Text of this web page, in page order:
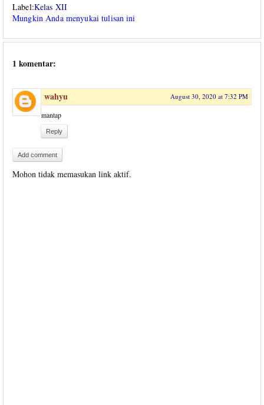
Label:Kelas XII
Mungkin Anda menyukai tulisan ini
1 komentar:
wahyu August 30, 2020 at 7:32 PM
mantap
Reply
Add comment
Mohon tidak memasukan link aktif.